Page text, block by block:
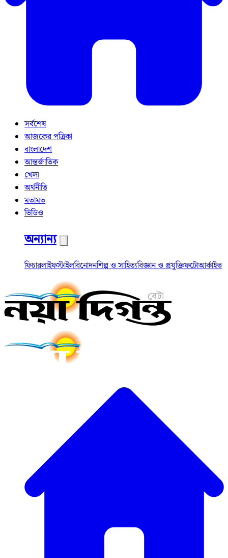
সর্বশেষ
আজকের পত্রিকা
বাংলাদেশ
আন্তর্জাতিক
খেলা
অর্থনীতি
মতামত
ভিডিও
অন্যান্য
ফিচারলাইফস্টাইলবিনোদনশিল্প ও সাহিত্যবিজ্ঞান ও প্রযুক্তিফটোআর্কাইভ